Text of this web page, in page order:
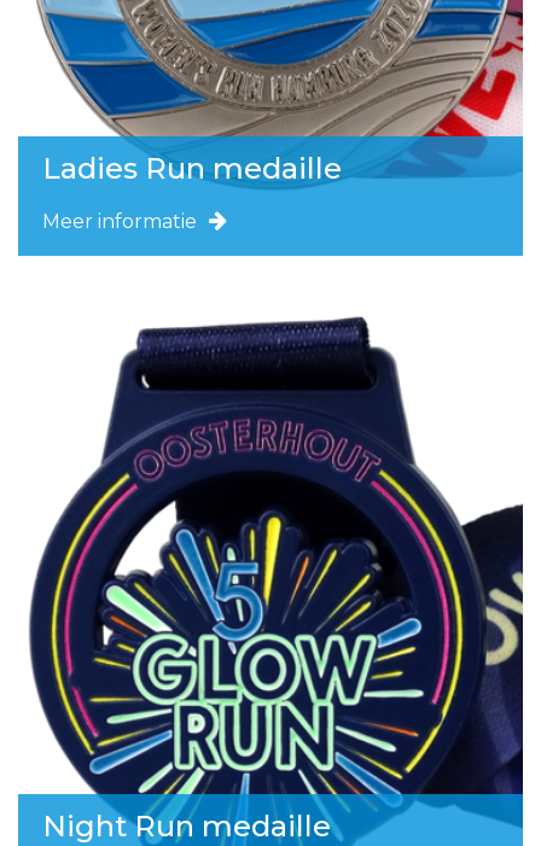
Ladies Run medaille
Meer informatie
Night Run medaille